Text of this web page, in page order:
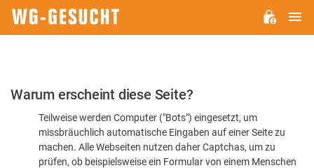
Bitte
dass
Warum erscheint diese Seite?
Teilweise werden Computer ("Bots") eingesetzt, um
missbräuchlich automatische Eingaben auf einer Seite zu
machen. Alle Webseiten nutzen daher Captchas, um zu
prüfen, ob beispielsweise ein Formular von einem Menschen